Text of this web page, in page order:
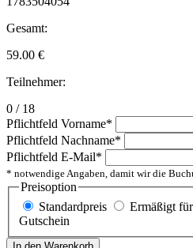
Gesamt:
59.00 €
Teilnehmer:
0 / 18
Pflichtfeld Vorname*
Pflichtfeld Nachname*
Pflichtfeld E-Mail*
* notwendige Angaben, damit wir die
Preisoption
Standardpreis
Ermäßigt
Gutschein